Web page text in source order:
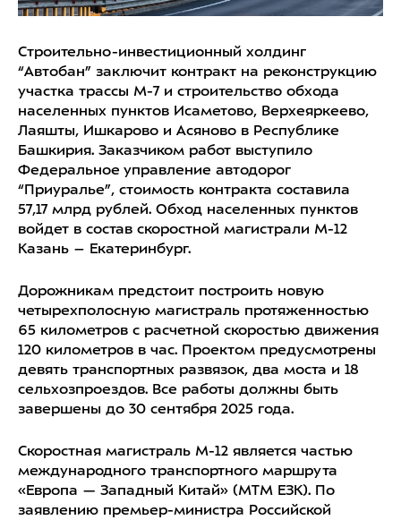
Строительно-инвестиционный холдинг
“Автобан” заключит контракт на реконструкцию
участка трассы М-7 и строительство обхода
населенных пунктов Исаметово, Верхеяркеево,
Лаяшты, Ишкарово и Асяново в Республике
Башкирия. Заказчиком работ выступило
Федеральное управление автодорог
“Приуралье”, стоимость контракта составила
57,17 млрд рублей. Обход населенных пунктов
войдет в состав скоростной магистрали М-12
Казань – Екатеринбург.
Дорожникам предстоит построить новую
четырехполосную магистраль протяженностью
65 километров с расчетной скоростью движения
120 километров в час. Проектом предусмотрены
девять транспортных развязок, два моста и 18
сельхозпроездов. Все работы должны быть
завершены до 30 сентября 2025 года.
Скоростная магистраль М-12 является частью
международного транспортного маршрута
«Европа — Западный Китай» (МТМ ЕЗК). По
заявлению премьер-министра Российской